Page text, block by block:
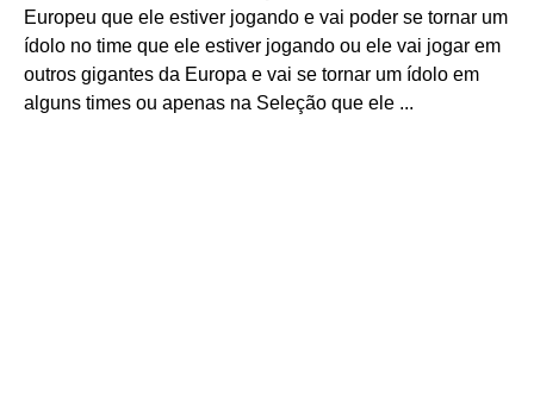
Europeu que ele estiver jogando e vai poder se tornar um
ídolo no time que ele estiver jogando ou ele vai jogar em
outros gigantes da Europa e vai se tornar um ídolo em
alguns times ou apenas na Seleção que ele ...